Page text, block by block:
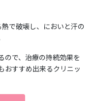
で破壊し、においと汗の
ので、治療の持続効果を
おすすめ出来るクリニッ